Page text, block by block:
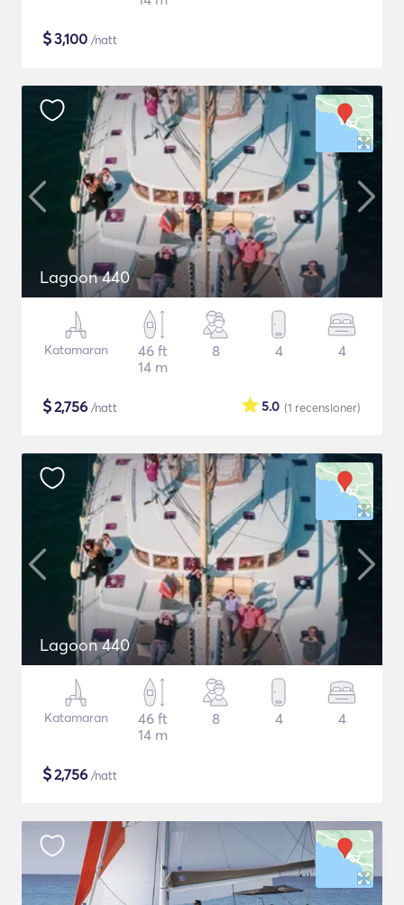
$3,100 /natt
Lagoon 440
Katamaran
46 ft
14 m
8 4 4
$2,756 /natt (1 recensioner)
5.0
Lagoon 440
Katamaran
46 ft
14 m
8 4 4
$2,756 /natt